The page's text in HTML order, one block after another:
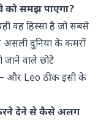
को समझ पाएगा?
वह हिस्सा है जो सबसे
असली दुनिया के कमरों
वाले छोटे
और Leo ठीक इसी के
देने से कैसे अलग